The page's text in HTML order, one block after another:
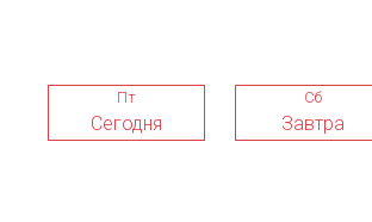
Пт
Сегодня
Сб
Завтра